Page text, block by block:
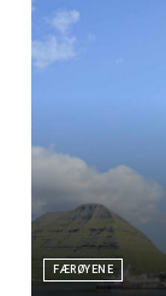
FÆRØYENE